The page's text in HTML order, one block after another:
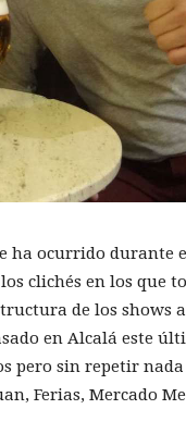
ha ocurrido durante
clichés en los que
de los shows
en Alcalá este
pero sin repetir
Ferias, Mercado